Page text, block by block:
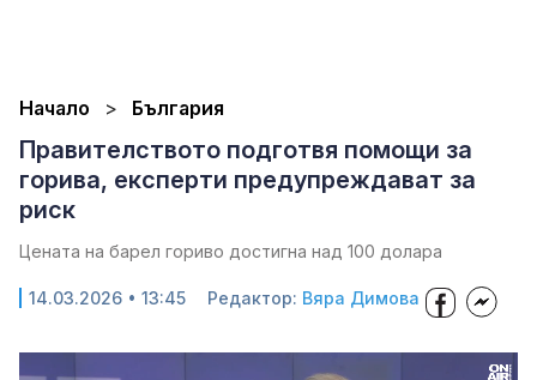
Начало България
Правителството подготвя помощи за
горива, експерти предупреждават за
риск
Цената на барел гориво достигна над 100 долара
14.03.2026 • 13:45 Редактор: Вяра Димова